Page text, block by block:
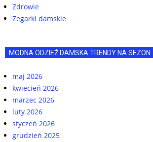
Zdrowie
Zegarki damskie
MODNA ODZIEŻ DAMSKA TRENDY NA SEZON
maj 2026
kwiecień 2026
marzec 2026
luty 2026
styczeń 2026
grudzień 2025